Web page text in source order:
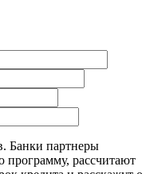
Банки партнеры
рассчитают